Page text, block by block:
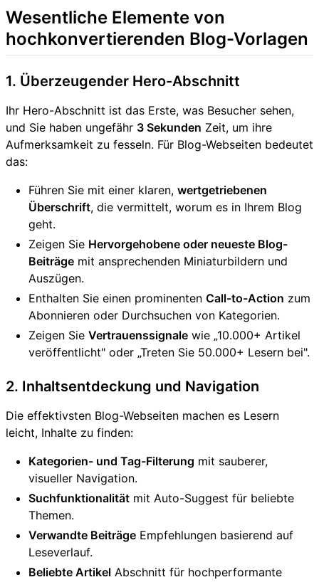
Wesentliche Elemente von
hochkonvertierenden Blog-Vorlagen
1. Überzeugender Hero-Abschnitt
Ihr Hero-Abschnitt ist das Erste, was Besucher sehen,
und Sie haben ungefähr 3 Sekunden Zeit, um ihre
Aufmerksamkeit zu fesseln. Für Blog-Webseiten bedeutet
das:
Führen Sie mit einer klaren, wertgetriebenen
Überschrift, die vermittelt, worum es in Ihrem Blog
geht.
Zeigen Sie Hervorgehobene oder neueste Blog-
Beiträge mit ansprechenden Miniaturbildern und
Auszügen.
Enthalten Sie einen prominenten Call-to-Action zum
Abonnieren oder Durchsuchen von Kategorien.
Zeigen Sie Vertrauenssignale wie „10.000+ Artikel
veröffentlicht" oder „Treten Sie 50.000+ Lesern bei".
2. Inhaltsentdeckung und Navigation
Die effektivsten Blog-Webseiten machen es Lesern
leicht, Inhalte zu finden:
Kategorien- und Tag-Filterung mit sauberer,
visueller Navigation.
Suchfunktionalität mit Auto-Suggest für beliebte
Themen.
Verwandte Beiträge Empfehlungen basierend auf
Leseverlauf.
Beliebte Artikel Abschnitt für hochperformante